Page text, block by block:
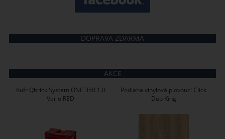
DOPRAVA ZDARMA
AKCE
Kufr Qbrick System ONE 350 1.0
Vario RED
Podlaha vinylová plovoucí Click
Dub King